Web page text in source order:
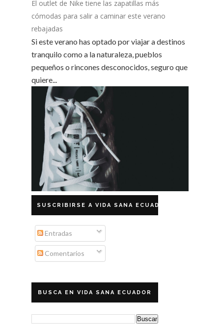
El outlet de Nike tiene las zapatillas más
cómodas para salir a caminar este verano
rebajadas
Si este verano has optado por viajar a destinos
tranquilo como a la naturaleza, pueblos
pequeños o rincones desconocidos, seguro que
quiere...
SUSCRIBIRSE A VIDA SANA ECUADOR
Entradas
Comentarios
BUSCA EN VIDA SANA ECUADOR